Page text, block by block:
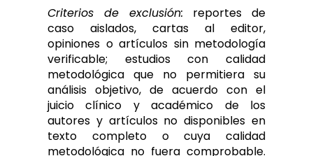
Criterios de exclusión: reportes de
caso aislados, cartas al editor,
opiniones o artículos sin metodología
verificable; estudios con calidad
metodológica que no permitiera su
análisis objetivo, de acuerdo con el
juicio clínico y académico de los
autores y artículos no disponibles en
texto completo o cuya calidad
metodológica no fuera comprobable.